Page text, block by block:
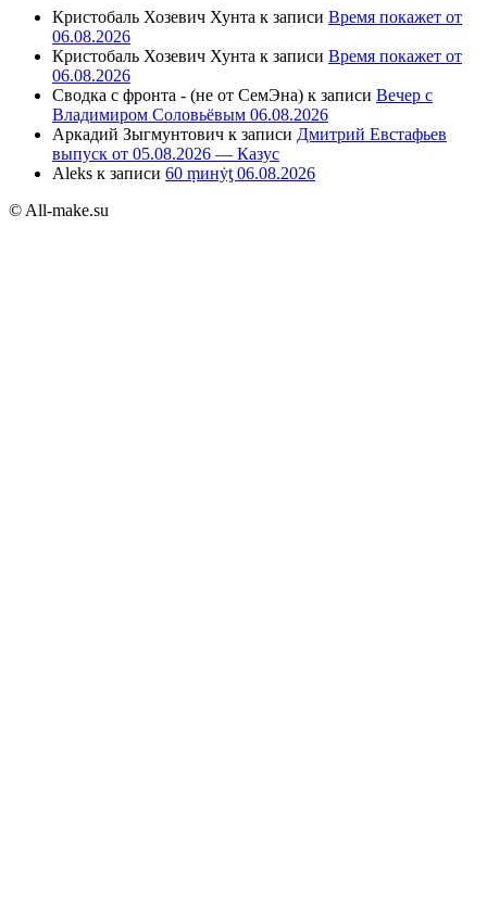
Кристобаль Хозевич Хунта к записи Время покажет от
06.08.2026
Кристобаль Хозевич Хунта к записи Время покажет от
06.08.2026
Сводка с фронта - (не от СемЭна) к записи Вечер с
Владимиром Соловьёвым 06.08.2026
Аркадий Зыгмунтович к записи Дмитрий Евстафьев
выпуск от 05.08.2026 — Казус
Aleks к записи 60 ṃинẏƫ 06.08.2026
© All-make.su